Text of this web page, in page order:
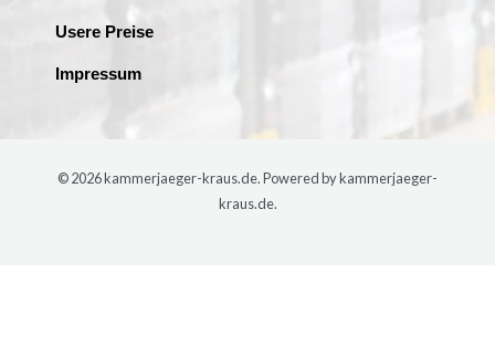
Usere Preise
Impressum
© 2026 kammerjaeger-kraus.de. Powered by kammerjaeger-
kraus.de.